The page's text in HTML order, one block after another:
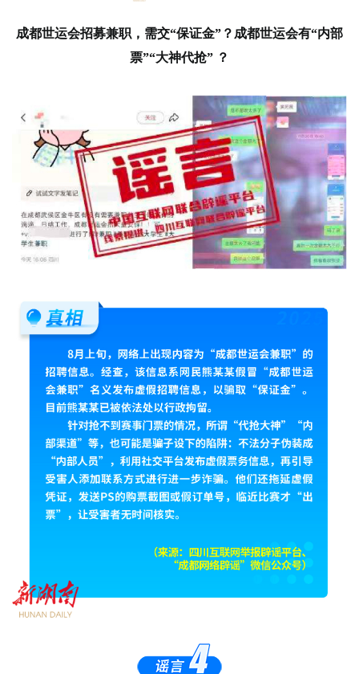
成都世运会招募兼职，需交“保证金”？成都世运会有“内部
票”“大神代抢” ？